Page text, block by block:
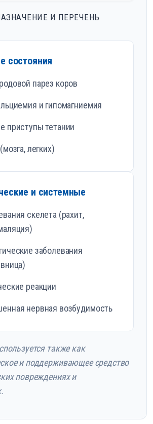
И ПЕРЕЧЕНЬ
состояния
парез коров
и гипомагниемия
приступы тетании
легких)
и системные
скелета (рахит,
заболевания
реакции
нервная возбудимость
также как
и поддерживающее средство
повреждениях и